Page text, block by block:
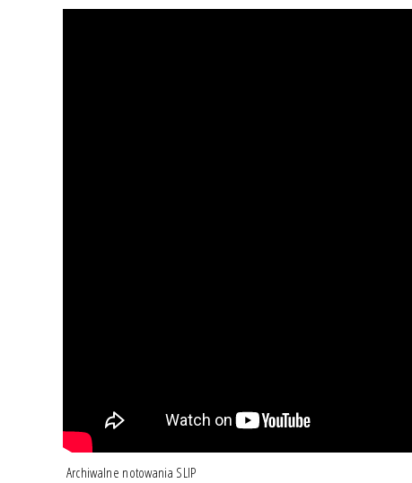
Archiwalne notowania SLIP